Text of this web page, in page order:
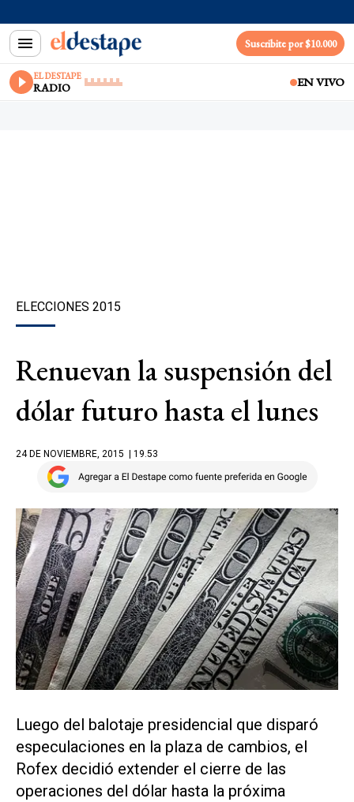
Suscribite por $10.000
EL DESTAPE
RADIO EN VIVO
ELECCIONES 2015
Renuevan la suspensión del
dólar futuro hasta el lunes
24 DE NOVIEMBRE, 2015 | 19.53
Luego del balotaje presidencial que disparó
especulaciones en la plaza de cambios, el
Rofex decidió extender el cierre de las
operaciones del dólar hasta la próxima